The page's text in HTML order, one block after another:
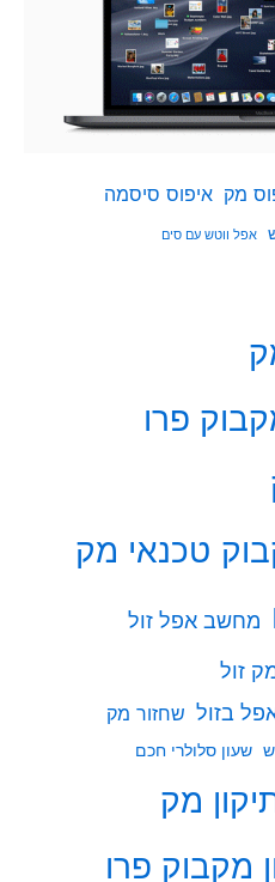
מק איפוס סיסמה
אפל ווטש עם סים
פרו
טכנאי מק
מחשב אפל זול
זול
בזול שחזור מק
שעון סלולרי חכם
מק
מקבוק פרו